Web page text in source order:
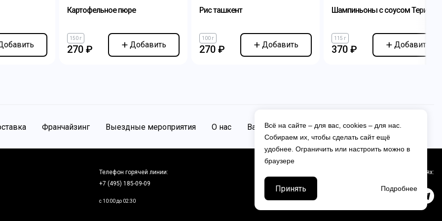
Картофельное пюре
150 г
270 ₽ Добавить
Рис ташкент
100 г
270 ₽ Добавить
Шампиньоны с соусом Терияки
115 г
370 ₽ Добавить
Франчайзинг Выездные мероприятия О нас Вакансии Контакты
Телефон горячей линии:
+7 (495) 185-09-09
c 10:00 до 02:30
Мы в соцсетях:
Всё на сайте – для вас, cookies – для нас.
Собираем их, чтобы сделать сайт ещё
удобнее. Ограничить или настроить можно в
браузере
Принять Подробнее